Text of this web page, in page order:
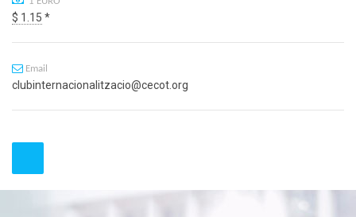
$ 1.15 *
Email
clubinternacionalitzacio@cecot.org